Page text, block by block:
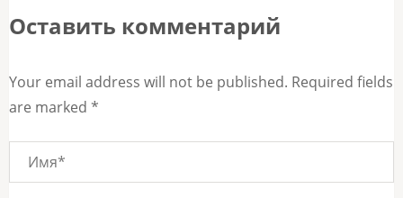
Оставить комментарий
Your email address will not be published. Required fields
are marked *